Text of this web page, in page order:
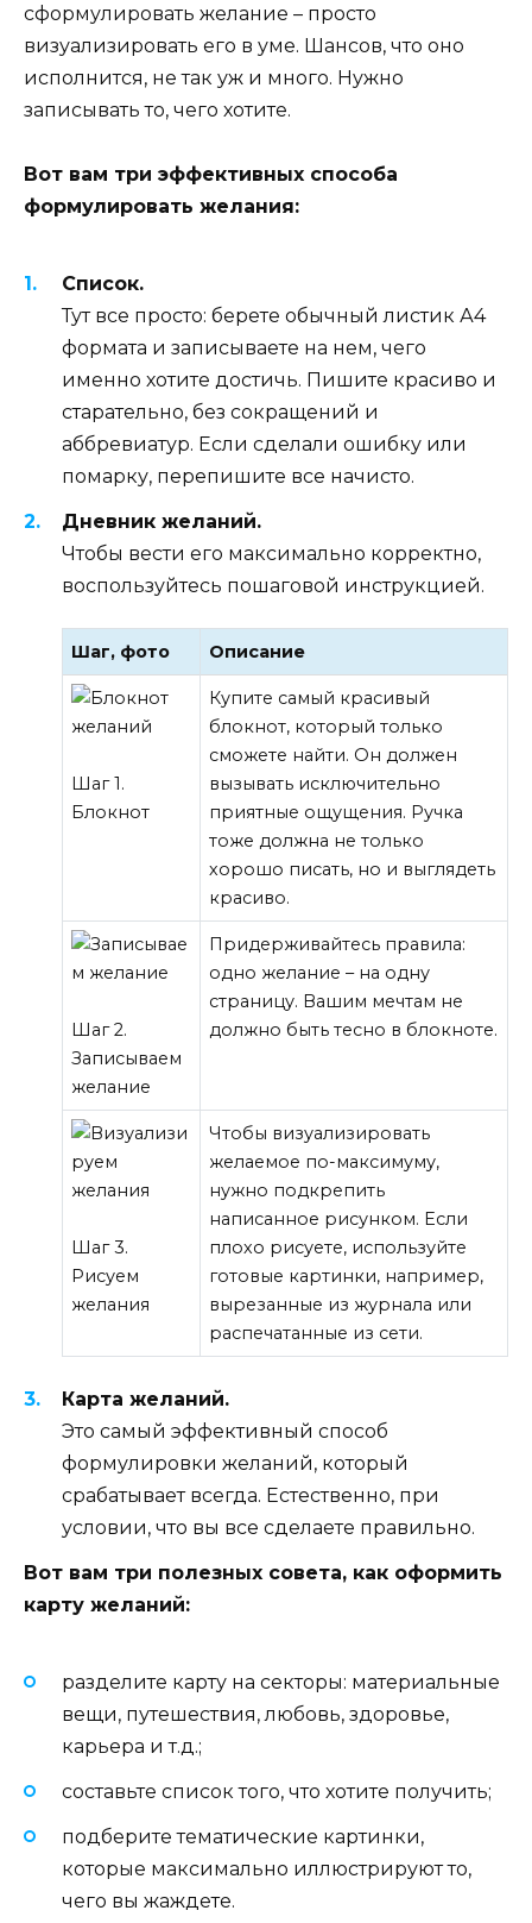
сформулировать желание – просто
визуализировать его в уме. Шансов, что оно
исполнится, не так уж и много. Нужно
записывать то, чего хотите.
Вот вам три эффективных способа
формулировать желания:
Список.
Тут все просто: берете обычный листик А4
формата и записываете на нем, чего
именно хотите достичь. Пишите красиво и
старательно, без сокращений и
аббревиатур. Если сделали ошибку или
помарку, перепишите все начисто.
Дневник желаний.
Чтобы вести его максимально корректно,
воспользуйтесь пошаговой инструкцией.
Шаг, фото Описание
Шаг 1.
Блокнот
Купите самый красивый
блокнот, который только
сможете найти. Он должен
вызывать исключительно
приятные ощущения. Ручка
тоже должна не только
хорошо писать, но и выглядеть
красиво.
Шаг 2.
Записываем
желание
Придерживайтесь правила:
одно желание – на одну
страницу. Вашим мечтам не
должно быть тесно в блокноте.
Шаг 3.
Рисуем
желания
Чтобы визуализировать
желаемое по-максимуму,
нужно подкрепить
написанное рисунком. Если
плохо рисуете, используйте
готовые картинки, например,
вырезанные из журнала или
распечатанные из сети.
Карта желаний.
Это самый эффективный способ
формулировки желаний, который
срабатывает всегда. Естественно, при
условии, что вы все сделаете правильно.
Вот вам три полезных совета, как оформить
карту желаний:
разделите карту на секторы: материальные
вещи, путешествия, любовь, здоровье,
карьера и т.д.;
составьте список того, что хотите получить;
подберите тематические картинки,
которые максимально иллюстрируют то,
чего вы жаждете.